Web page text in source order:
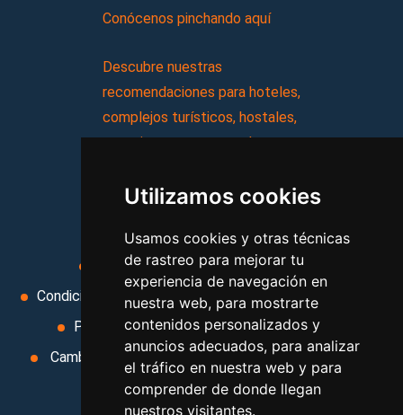
Utilizamos cookies
Usamos cookies y otras técnicas
de rastreo para mejorar tu
experiencia de navegación en
nuestra web, para mostrarte
contenidos personalizados y
anuncios adecuados, para analizar
el tráfico en nuestra web y para
comprender de donde llegan
nuestros visitantes.
Conócenos pinchando aquí
Descubre nuestras
recomendaciones para hoteles,
complejos turísticos, hostales,
vacaciones, paquetes de
Aviso legal
Condiciones de uso
Condiciones Generales
Ley de Viajes Combinados
Política de privacidad
Uso de cookies
Cambiar preferencias de cookies
Area privada
Contacto